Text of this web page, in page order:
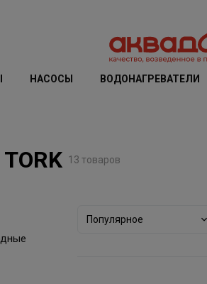
НАСОСЫ ВОДОНАГРЕВАТЕЛИ
TORK 13 товаров
Популярное